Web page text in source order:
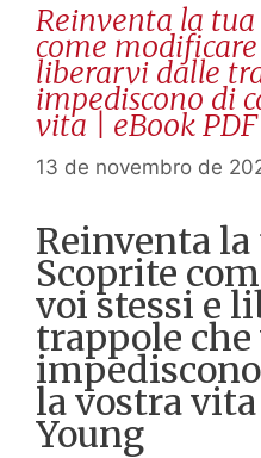
Reinventa la
come
liberarvi dalle
impediscono di
vita | eBook PDF
13 de novembro de
Reinventa
Scoprite
voi stessi e
trappole che
la vostra vita
Young